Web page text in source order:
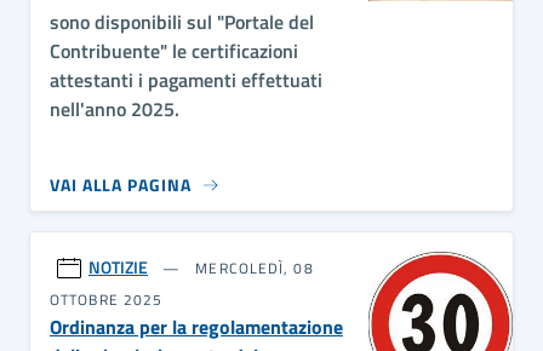
sono disponibili sul "Portale del
Contribuente" le certificazioni
attestanti i pagamenti effettuati
nell'anno 2025.
VAI ALLA PAGINA
NOTIZIE
MERCOLEDÌ, 08
OTTOBRE 2025
Ordinanza per la regolamentazione